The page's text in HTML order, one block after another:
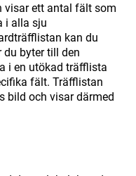
visar ett antal fält som
i alla sju
kan du
byter till den
i en utökad träfflista
fält. Träfflistan
bild och visar därmed